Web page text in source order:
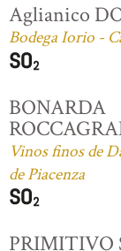
Aglianico
Bodega Iorio -
BONARDA
Vinos finos de
de Piacenza
PRIMITIVO